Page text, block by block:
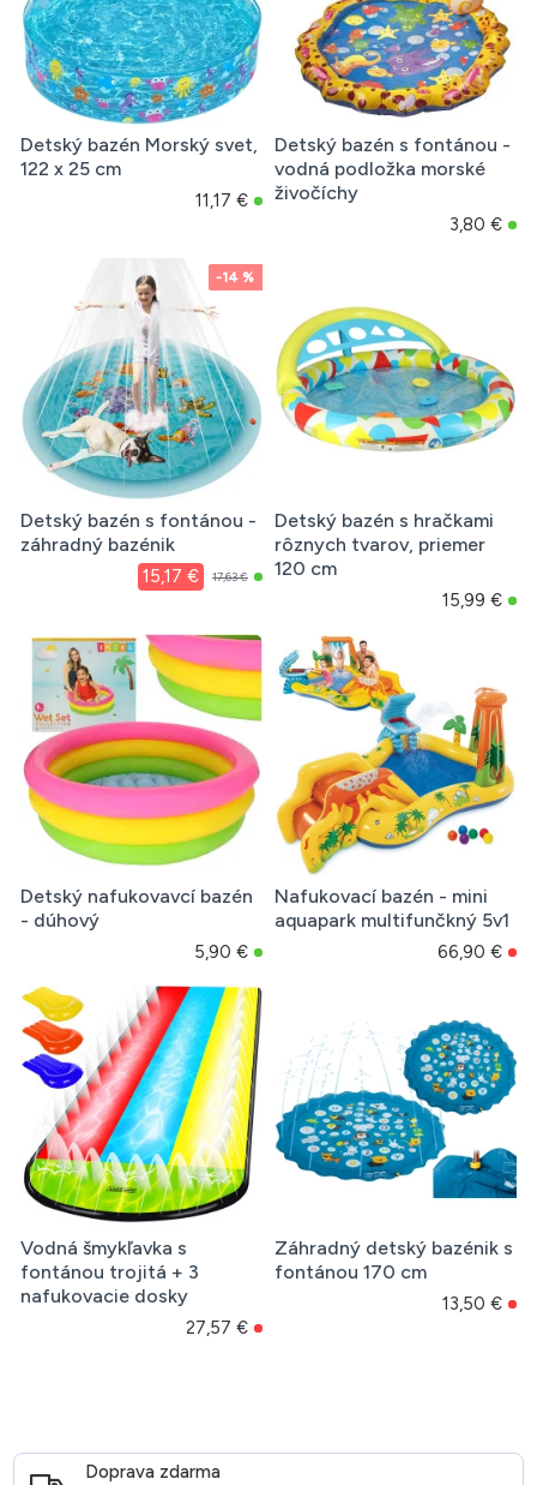
Detský bazén Morský svet,
122 x 25 cm
11,17 €
Detský bazén s fontánou -
vodná podložka morské
živočíchy
3,80 €
-14 %
Detský bazén s fontánou -
záhradný bazénik
15,17 € 17,63 €
Detský bazén s hračkami
rôznych tvarov, priemer
120 cm
15,99 €
Detský nafukovavcí bazén
- dúhový
5,90 €
Nafukovací bazén - mini
aquapark multifunčkný 5v1
66,90 €
Vodná šmykľavka s
fontánou trojitá + 3
nafukovacie dosky
27,57 €
Záhradný detský bazénik s
fontánou 170 cm
13,50 €
Doprava zdarma